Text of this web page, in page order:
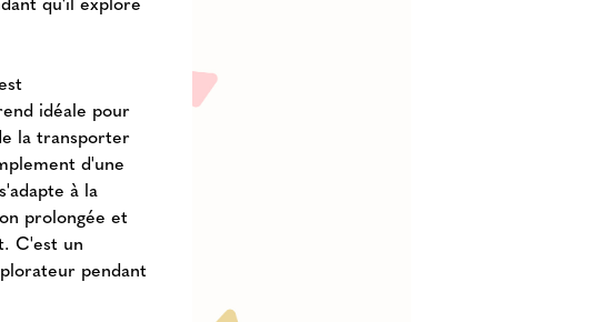
idéale pour
la transporter
d'une
à la
prolongée et
C'est un
pendant